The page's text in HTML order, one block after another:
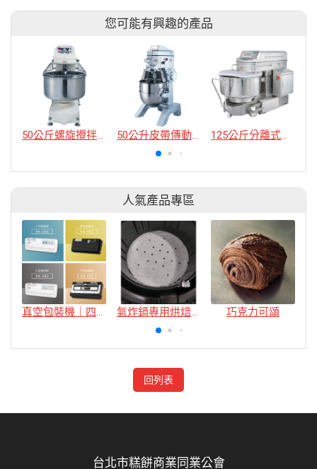
您可能有興趣的產品
50公斤螺旋攪拌機 50公升皮帶傳動攪拌機 125公斤分離式螺旋攪拌機
人氣產品專區
真空包裝機｜四款 氣炸鍋專用烘焙紙 巧克力可頌
回列表
台北市糕餅商業同業公會